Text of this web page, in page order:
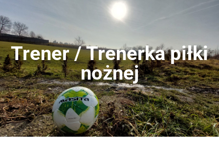
Trener / Trenerka piłki
nożnej